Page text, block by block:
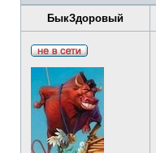
БыкЗдоровый